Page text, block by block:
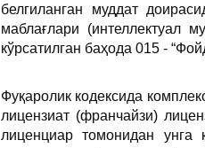
белгиланган муддат
маблағлари (интеллектуал
кўрсатилган баҳода 015 -
Фуқаролик кодексида
лицензиат (франчайзи)
лиценциар томонидан унга